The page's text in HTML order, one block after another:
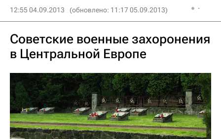
12:55 04.09.2013 (обновлено: 11:17 05.09.2013)
Советские военные захоронения
в Центральной Европе